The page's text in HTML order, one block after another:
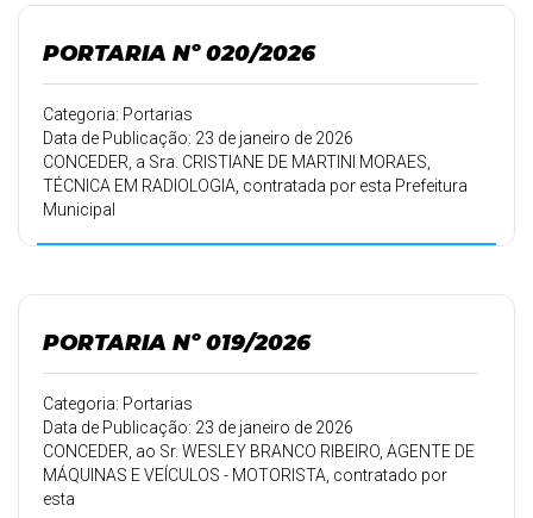
PORTARIA Nº 020/2026
Categoria: Portarias
Data de Publicação: 23 de janeiro de 2026
CONCEDER, a Sra. CRISTIANE DE MARTINI MORAES,
TÉCNICA EM RADIOLOGIA, contratada por esta Prefeitura
Municipal
PORTARIA Nº 019/2026
Categoria: Portarias
Data de Publicação: 23 de janeiro de 2026
CONCEDER, ao Sr. WESLEY BRANCO RIBEIRO, AGENTE DE
MÁQUINAS E VEÍCULOS - MOTORISTA, contratado por
esta